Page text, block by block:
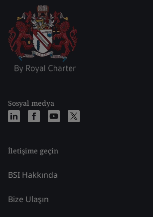
Sosyal medya
İletişime geçin
BSI Hakkında
Bize Ulaşın